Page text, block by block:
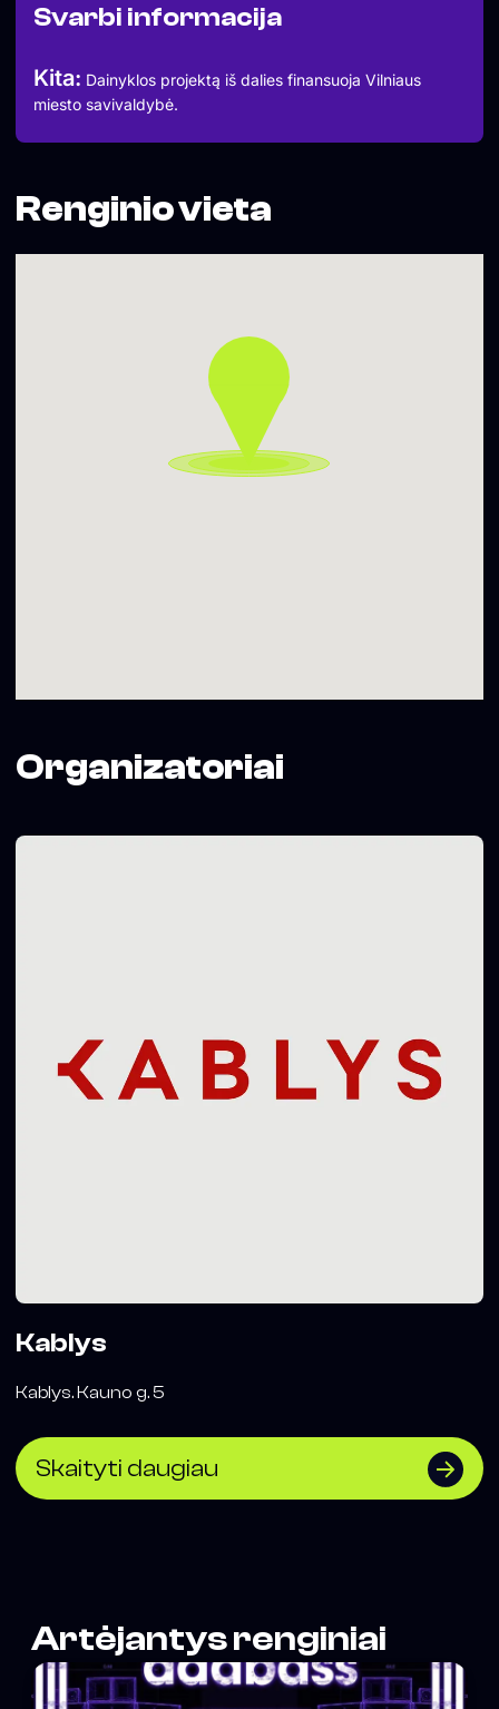
pelnė pripažinimą ir subūrė lojalių klausytojų ratą visame
bliuzo derinys, kupinas emocijų ir energijos. Carpetman
garsėja gebėjimu jungti skirtingus stilius ir kurti originalų
40 milijonų perklausų „Spotify“ ir „Apple Music“ –
Carpetman jau pelnė vietą tarp įdomiausių naujos kartos
Svarbi informacija
Kita: Dainyklos projektą iš dalies finansuoja Vilniaus
miesto savivaldybė.
Renginio vieta
Organizatoriai
Kablys
Kablys. Kauno g. 5
Skaityti daugiau
Artėjantys renginiai